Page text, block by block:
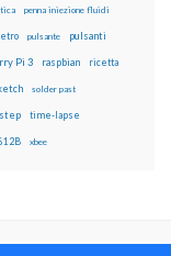
penna iniezione fluidi
pulsante pulsanti
Pi 3 raspbian ricetta
solder past
time-lapse
xbee